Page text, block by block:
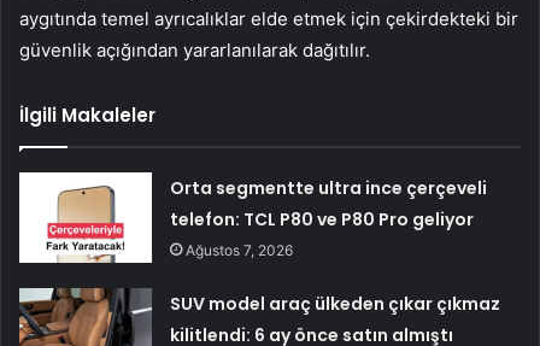
aygıtında temel ayrıcalıklar elde etmek için çekirdekteki bir
güvenlik açığından yararlanılarak dağıtılır.
İlgili Makaleler
Orta segmentte ultra ince çerçeveli
telefon: TCL P80 ve P80 Pro geliyor
Ağustos 7, 2026
SUV model araç ülkeden çıkar çıkmaz
kilitlendi: 6 ay önce satın almıştı